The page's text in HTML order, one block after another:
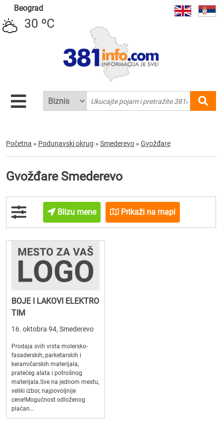
Beograd
30 ºC
Početna » Podunavski okrug » Smederevo » Gvožđare
Gvožđare Smederevo
Blizu mene Prikaži na mapi
BOJE I LAKOVI ELEKTRO
TIM
16. oktobra 94, Smederevo
Prodaja svih vrsta molersko-
fasaderskih, parketarskih i
keramičarskih materijala,
pratećeg alata i potrošnog
materijala.Sve na jednom mestu,
veliki izbor, najpovoljnije
cene!Mogućnost odloženog
plaćan...